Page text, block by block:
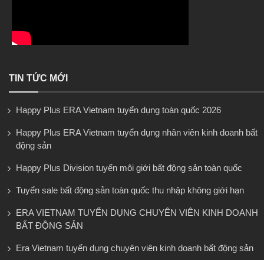
TIN TỨC MỚI
Happy Plus ERA Vietnam tuyển dụng toàn quốc 2026
Happy Plus ERA Vietnam tuyển dụng nhân viên kinh doanh bất
động sản
Happy Plus Division tuyển môi giới bất động sản toàn quốc
Tuyển sale bất động sản toàn quốc thu nhập không giới hạn
ERA VIETNAM TUYỂN DỤNG CHUYÊN VIÊN KINH DOANH
BẤT ĐỘNG SẢN
Era Vietnam tuyển dụng chuyên viên kinh doanh bất động sản